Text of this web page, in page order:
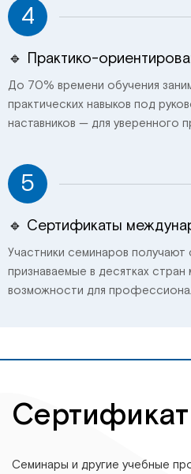
4
🔹 Практико-
До 70% времени обучения
практических навыков под
наставников — для уверенного
5
🔹 Сертификаты
Участники семинаров получают
признаваемые в десятках стран
возможности для
Семинары и другие учебные